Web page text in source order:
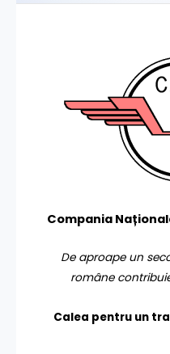
Compania
De aproape un
române
Calea pentru un